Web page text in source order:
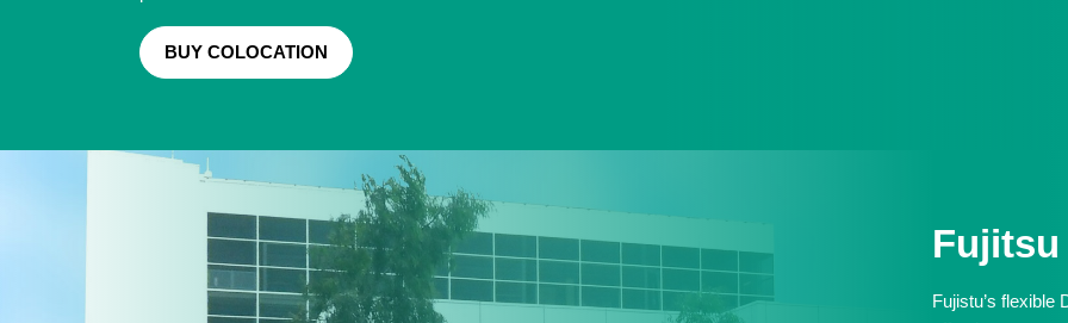
BUY COLOCATION
Fujistu’s